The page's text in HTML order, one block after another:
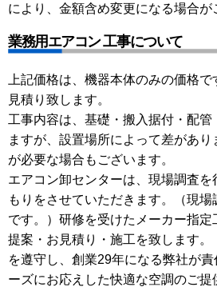
により、金額含め変更になる場合が
業務用エアコン 工事について
上記価格は、機器本体のみの価格
見積り致します。
工事内容は、基礎・搬入据付・配管
ますが、設置場所によって差があり
が必要な場合もございます。
エアコン卸センターは、現場調査
もりをさせていただきます。（現
です。）研修を受けたメーカー指
提案・お見積り・施工を致します。
を遵守し、創業29年になる弊社が
ーズにお応えした快適な空調のご提